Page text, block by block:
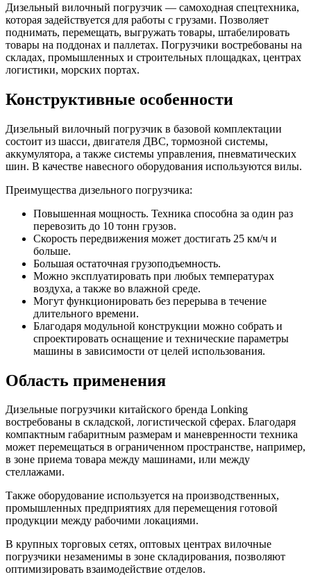
Дизельный вилочный погрузчик — самоходная спецтехника,
которая задействуется для работы с грузами. Позволяет
поднимать, перемещать, выгружать товары, штабелировать
товары на поддонах и паллетах. Погрузчики востребованы на
складах, промышленных и строительных площадках, центрах
логистики, морских портах.
Конструктивные особенности
Дизельный вилочный погрузчик в базовой комплектации
состоит из шасси, двигателя ДВС, тормозной системы,
аккумулятора, а также системы управления, пневматических
шин. В качестве навесного оборудования используются вилы.
Преимущества дизельного погрузчика:
Повышенная мощность. Техника способна за один раз
перевозить до 10 тонн грузов.
Скорость передвижения может достигать 25 км/ч и
больше.
Большая остаточная грузоподъемность.
Можно эксплуатировать при любых температурах
воздуха, а также во влажной среде.
Могут функционировать без перерыва в течение
длительного времени.
Благодаря модульной конструкции можно собрать и
спроектировать оснащение и технические параметры
машины в зависимости от целей использования.
Область применения
Дизельные погрузчики китайского бренда Lonking
востребованы в складской, логистической сферах. Благодаря
компактным габаритным размерам и маневренности техника
может перемещаться в ограниченном пространстве, например,
в зоне приема товара между машинами, или между
стеллажами.
Также оборудование используется на производственных,
промышленных предприятиях для перемещения готовой
продукции между рабочими локациями.
В крупных торговых сетях, оптовых центрах вилочные
погрузчики незаменимы в зоне складирования, позволяют
оптимизировать взаимодействие отделов.